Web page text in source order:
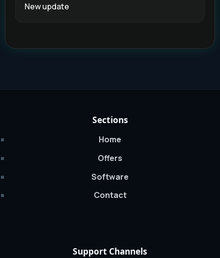
New update
Sections
Home
Offers
Software
Contact
Support Channels